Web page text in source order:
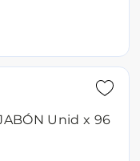
Unid x 96